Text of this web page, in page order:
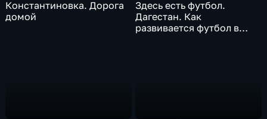
Константиновка. Дорога
домой
Здесь есть футбол.
Дагестан. Как
развивается футбол в